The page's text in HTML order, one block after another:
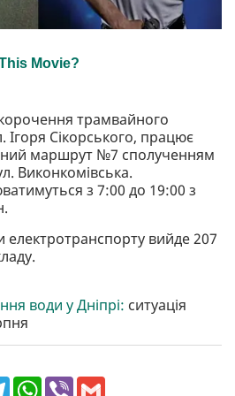
трамвайного
Сікорського, працює
маршрут №7 сполученням
Виконкомівська.
з 7:00 до 19:00 з
вийде 207
води у Дніпрі: ситуація
T W V